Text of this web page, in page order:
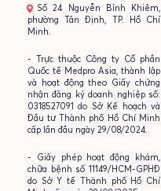
- Số 24 Nguyễn Bỉnh Khiêm,
phường Tân Định, TP. Hồ Chí
Minh.
- Trực thuộc Công ty Cổ phần
Quốc tế Medpro Asia, thành lập
và hoạt động theo Giấy chứng
nhận đăng ký doanh nghiệp số:
0318527091 do Sở Kế hoạch và
Đầu tư Thành phố Hồ Chí Minh
cấp lần đầu ngày 29/08/2024.
- Giấy phép hoạt động khám,
chữa bệnh số 11149/HCM-GPHĐ
do Sở Y tế Thành phố Hồ Chí